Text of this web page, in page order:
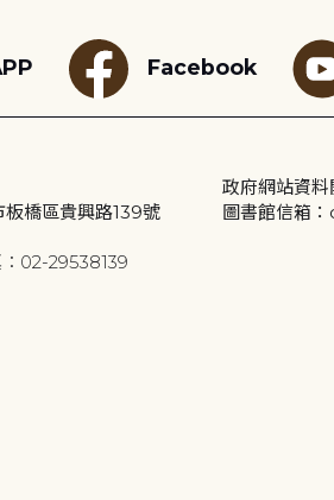
Facebook
橋區貴興路139號
02-29538139
政府網站資料
圖書館信箱